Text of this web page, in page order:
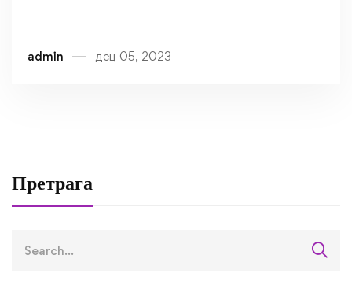
admin дец 05, 2023
Претрага